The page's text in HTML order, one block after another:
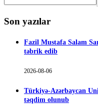
Son yazılar
Fazil Mustafa Salam
təbrik edib
2026-08-06
Türkiyə-Azərbaycan
təqdim olunub